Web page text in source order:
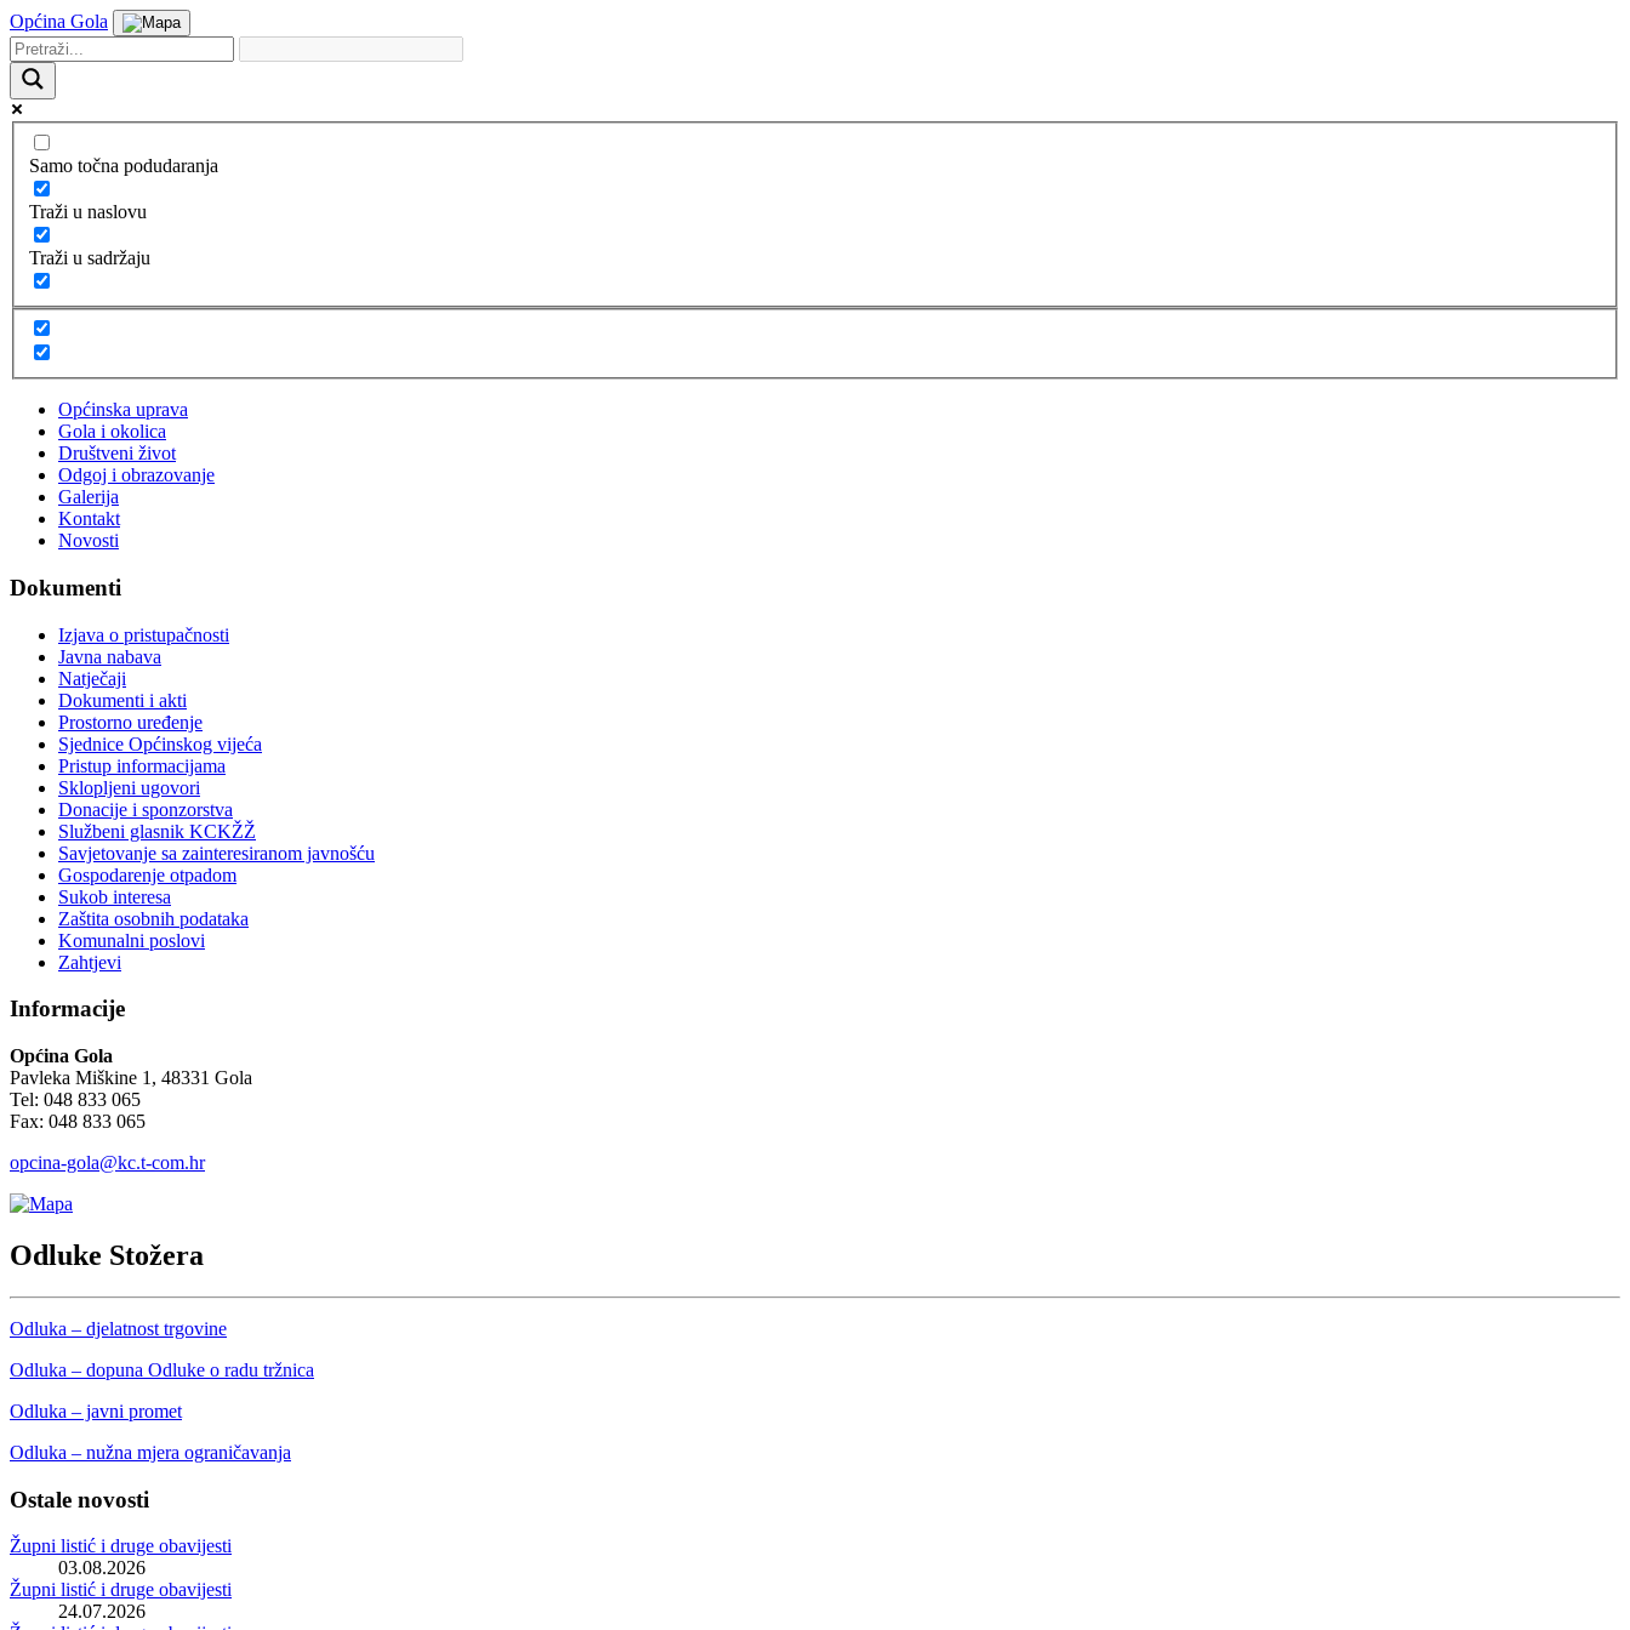
Općina Gola
Samo točna podudaranja
Traži u naslovu
Traži u sadržaju
Općinska uprava
Gola i okolica
Društveni život
Odgoj i obrazovanje
Galerija
Kontakt
Novosti
Dokumenti
Izjava o pristupačnosti
Javna nabava
Natječaji
Dokumenti i akti
Prostorno uređenje
Sjednice Općinskog vijeća
Pristup informacijama
Sklopljeni ugovori
Donacije i sponzorstva
Službeni glasnik KCKŽŽ
Savjetovanje sa zainteresiranom javnošću
Gospodarenje otpadom
Sukob interesa
Zaštita osobnih podataka
Komunalni poslovi
Zahtjevi
Informacije
Općina Gola
Pavleka Miškine 1, 48331 Gola
Tel: 048 833 065
Fax: 048 833 065
opcina-gola@kc.t-com.hr
Odluke Stožera
Odluka – djelatnost trgovine
Odluka – dopuna Odluke o radu tržnica
Odluka – javni promet
Odluka – nužna mjera ograničavanja
Ostale novosti
Župni listić i druge obavijesti
03.08.2026
Župni listić i druge obavijesti
24.07.2026